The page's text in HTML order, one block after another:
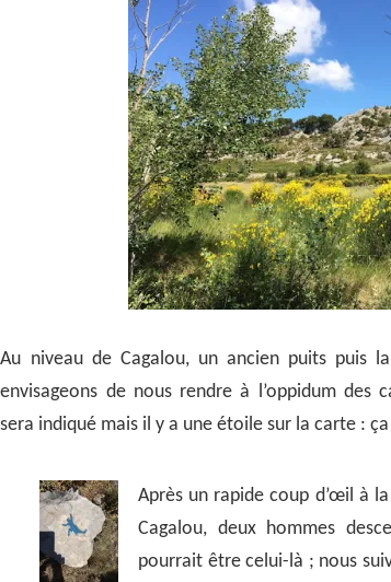
Au niveau de Cagalou, un ancien puits puis
envisageons de nous rendre à l’oppidum des
sera indiqué mais il y a une étoile sur la carte :
Après un rapide coup d’œil à
Cagalou, deux hommes
pourrait être celui-là ; nous